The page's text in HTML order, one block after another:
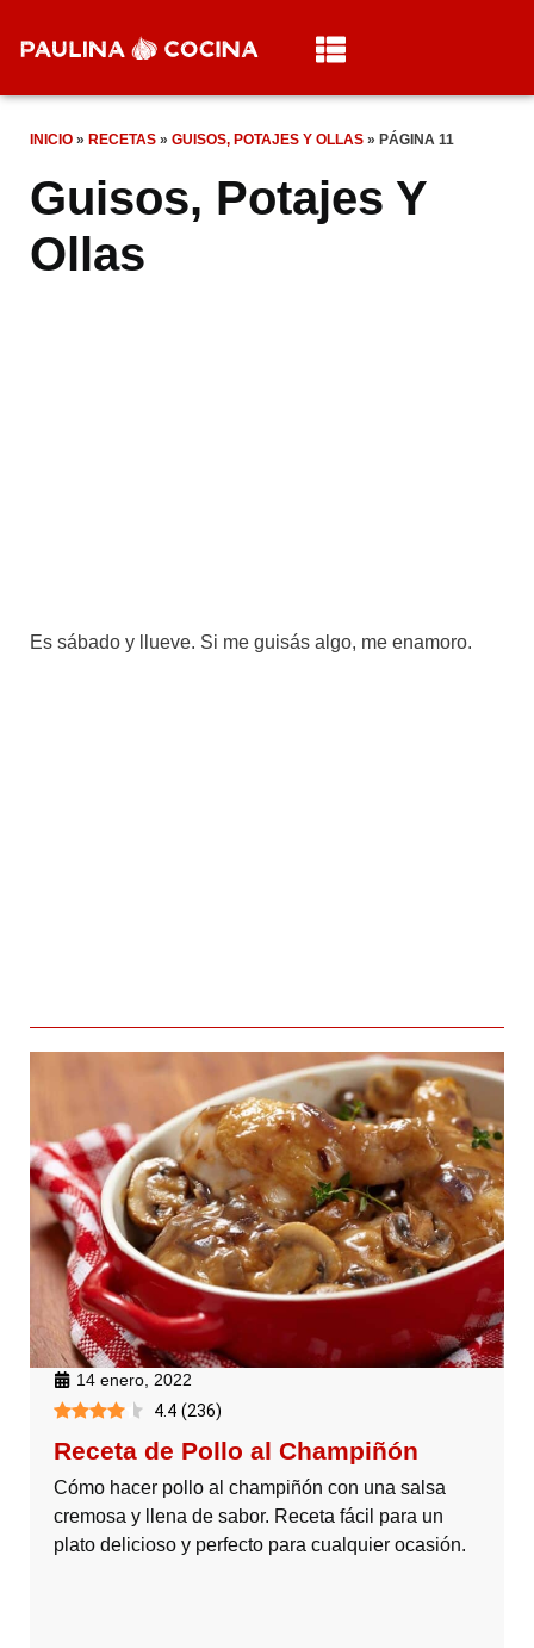
INICIO » RECETAS » GUISOS, POTAJES Y OLLAS » PÁGINA 11
Guisos, Potajes Y
Ollas
Es sábado y llueve. Si me guisás algo, me enamoro.
14 enero, 2022
4.4 (236)
Receta de Pollo al Champiñón
Cómo hacer pollo al champiñón con una salsa
cremosa y llena de sabor. Receta fácil para un
plato delicioso y perfecto para cualquier ocasión.